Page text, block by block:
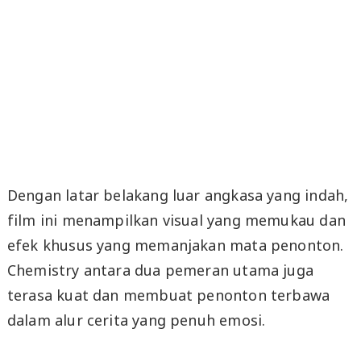
Dengan latar belakang luar angkasa yang indah,
film ini menampilkan visual yang memukau dan
efek khusus yang memanjakan mata penonton.
Chemistry antara dua pemeran utama juga
terasa kuat dan membuat penonton terbawa
dalam alur cerita yang penuh emosi.